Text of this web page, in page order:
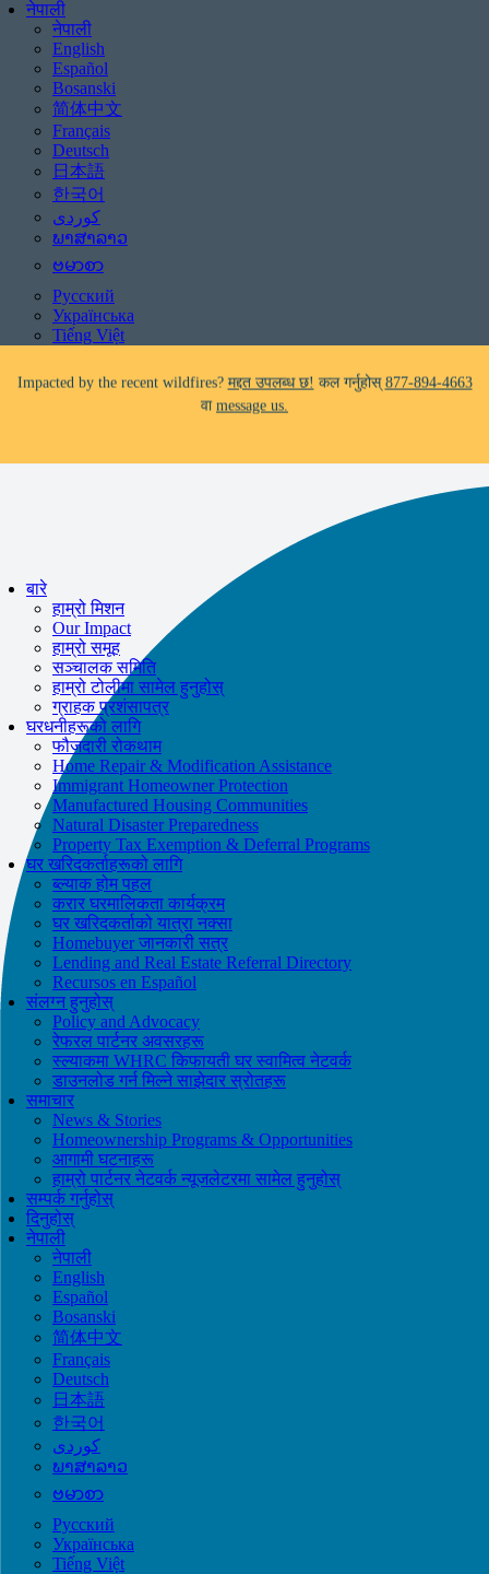
नेपाली
नेपाली
English
Español
Bosanski
简体中文
Français
Deutsch
日本語
한국어
ພາສາລາວ
ဗမာစာ
Русский
Українська
Tiếng Việt
Be aware of scams: WHRC does not make unsolicited phone calls and will
If you receive a suspicious call claiming to be from WHRC, please contact
Impacted by the recent wildfires?
मद्दत उपलब्ध छ!कल गर्नुहोस्
Be aware of scams: WHRC does not make unsolicited phone calls and will
If you receive a suspicious call claiming to be from WHRC, please contact
877-894-4663.
Impacted by the recent wildfires? मद्दत उपलब्ध छ!
वा
बारे
हाम्रो मिशन
Our Impact
हाम्रो समूह
सञ्चालक समिति
हाम्रो टोलीमा सामेल हुनुहोस्
ग्राहक प्रशंसापत्र
घरधनीहरूको लागि
फौजदारी रोकथाम
Home Repair & Modification Assistance
Immigrant Homeowner Protection
Manufactured Housing Communities
Natural Disaster Preparedness
Property Tax Exemption & Deferral Programs
घर खरिदकर्ताहरूको लागि
ब्ल्याक होम पहल
करार घरमालिकता कार्यक्रम
घर खरिदकर्ताको यात्रा नक्सा
Homebuyer जानकारी सत्र
Lending and Real Estate Referral Directory
Recursos en Español
संलग्न हुनुहोस्
Policy and Advocacy
रेफरल पार्टनर अवसरहरू
स्ल्याकमा WHRC किफायती घर स्वामित्व नेटवर्क
डाउनलोड गर्न मिल्ने साझेदार स्रोतहरू
समाचार
News & Stories
Homeownership Programs & Opportunities
आगामी घटनाहरू
हाम्रो पार्टनर नेटवर्क न्यूजलेटरमा सामेल हुनुहोस्
सम्पर्क गर्नुहोस्
दिनुहोस्
नेपाली
नेपाली
English
Español
Bosanski
简体中文
Français
Deutsch
日本語
한국어
ພາສາລາວ
ဗမာစာ
Русский
Українська
Tiếng Việt